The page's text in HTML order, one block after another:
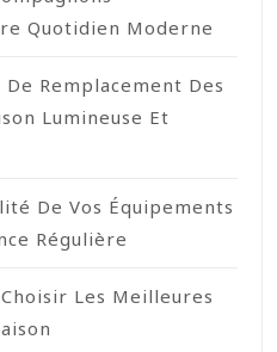
Quotidien Moderne
Remplacement Des
Lumineuse Et
De Vos Équipements
Régulière
Les Meilleures